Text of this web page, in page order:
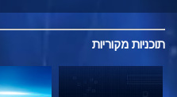
תוכניות מקוריות